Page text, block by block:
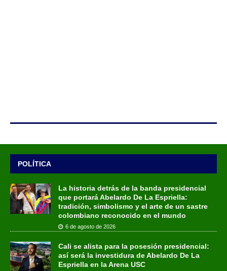
POLÍTICA
La historia detrás de la banda presidencial
que portará Abelardo De La Espriella:
tradición, simbolismo y el arte de un sastre
colombiano reconocido en el mundo
6 de agosto de 2026
Cali se alista para la posesión presidencial:
así será la investidura de Abelardo De La
Espriella en la Arena USC